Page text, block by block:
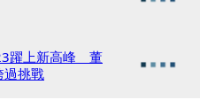
躍上新高峰 董
過挑戰